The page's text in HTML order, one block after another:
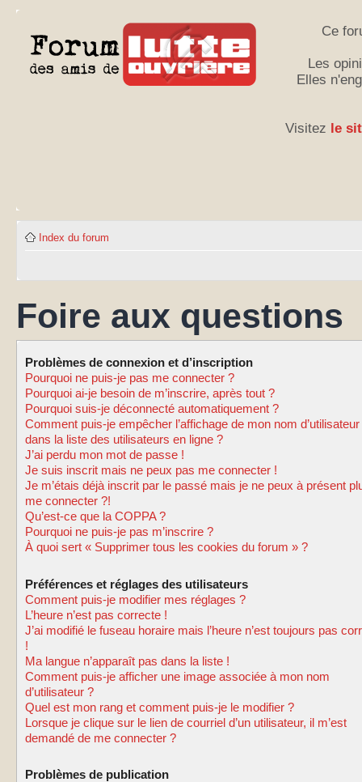
Ce
Les
Elles
Visitez le
Index du forum
Foire aux questions
Problèmes de connexion et d’inscription
Pourquoi ne puis-je pas me connecter ?
Pourquoi ai-je besoin de m’inscrire, après tout ?
Pourquoi suis-je déconnecté automatiquement ?
Comment puis-je empêcher l’affichage de mon nom d’utilisateur
dans la liste des utilisateurs en ligne ?
J’ai perdu mon mot de passe !
Je suis inscrit mais ne peux pas me connecter !
Je m’étais déjà inscrit par le passé mais je ne peux à présent
me connecter ?!
Qu’est-ce que la COPPA ?
Pourquoi ne puis-je pas m’inscrire ?
À quoi sert « Supprimer tous les cookies du forum » ?
Préférences et réglages des utilisateurs
Comment puis-je modifier mes réglages ?
L’heure n’est pas correcte !
J’ai modifié le fuseau horaire mais l’heure n’est toujours pas
!
Ma langue n’apparaît pas dans la liste !
Comment puis-je afficher une image associée à mon nom
d’utilisateur ?
Quel est mon rang et comment puis-je le modifier ?
Lorsque je clique sur le lien de courriel d’un utilisateur, il m’est
demandé de me connecter ?
Problèmes de publication